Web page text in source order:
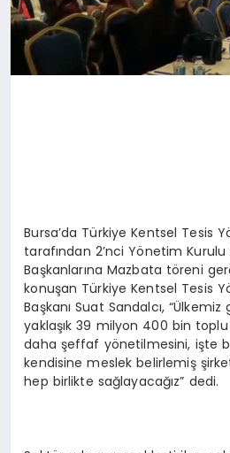
Bursa’da Türkiye Kentsel Tesis
tarafından 2’nci Yönetim Kurulu
Başkanlarına Mazbata töreni
konuşan Türkiye Kentsel Tesis
Başkanı Suat Sandalcı,
yaklaşık 39 milyon 400 bin
daha şeffaf yönetilmesini, işte bu
kendisine meslek belirlemiş
hep birlikte sağlayacağız” dedi.